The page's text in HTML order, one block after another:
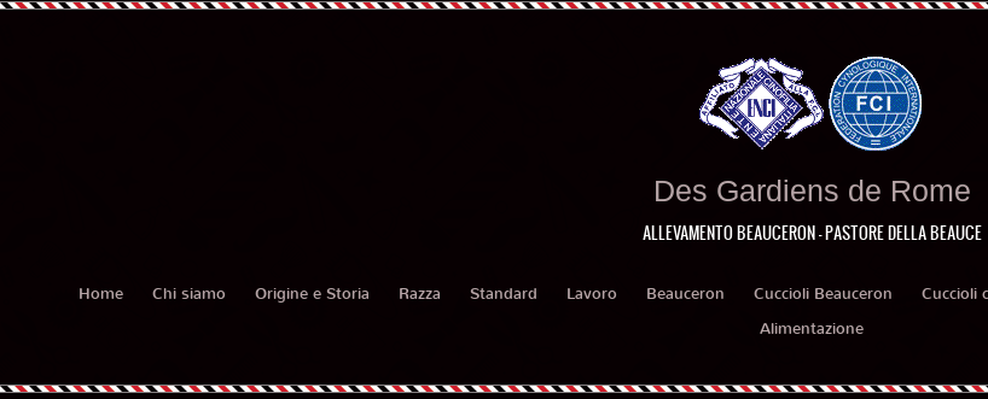
Des Gardiens de Rome
ALLEVAMENTO BEAUCERON - PASTORE DELLA BEAUCE
Home Chi siamo Origine e Storia Razza Standard Lavoro Beauceron Cuccioli Beauceron Cuccioli
Alimentazione